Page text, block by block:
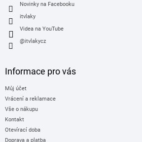
Novinky na Facebooku
itvlaky
Videa na YouTube
@itvlakycz
Informace pro vás
Můj účet
Vrácení a reklamace
Vše o nákupu
Kontakt
Otevírací doba
Doprava a platba